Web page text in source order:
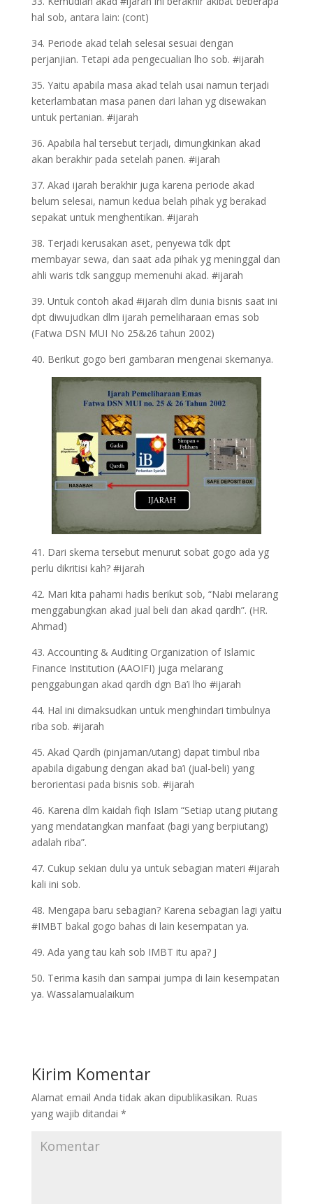
hal sob, antara lain: (cont)
34. Periode akad telah selesai sesuai dengan
perjanjian. Tetapi ada pengecualian lho sob. #ijarah
35. Yaitu apabila masa akad telah usai namun terjadi
keterlambatan masa panen dari lahan yg disewakan
untuk pertanian. #ijarah
36. Apabila hal tersebut terjadi, dimungkinkan akad
akan berakhir pada setelah panen. #ijarah
37. Akad ijarah berakhir juga karena periode akad
belum selesai, namun kedua belah pihak yg berakad
sepakat untuk menghentikan. #ijarah
38. Terjadi kerusakan aset, penyewa tdk dpt
membayar sewa, dan saat ada pihak yg meninggal dan
ahli waris tdk sanggup memenuhi akad. #ijarah
39. Untuk contoh akad #ijarah dlm dunia bisnis saat ini
dpt diwujudkan dlm ijarah pemeliharaan emas sob
(Fatwa DSN MUI No 25&26 tahun 2002)
40. Berikut gogo beri gambaran mengenai skemanya.
41. Dari skema tersebut menurut sobat gogo ada yg
perlu dikritisi kah? #ijarah
42. Mari kita pahami hadis berikut sob, “Nabi melarang
menggabungkan akad jual beli dan akad qardh”. (HR.
Ahmad)
43. Accounting & Auditing Organization of Islamic
Finance Institution (AAOIFI) juga melarang
penggabungan akad qardh dgn Ba’i lho #ijarah
44. Hal ini dimaksudkan untuk menghindari timbulnya
riba sob. #ijarah
45. Akad Qardh (pinjaman/utang) dapat timbul riba
apabila digabung dengan akad ba’i (jual-beli) yang
berorientasi pada bisnis sob. #ijarah
46. Karena dlm kaidah fiqh Islam “Setiap utang piutang
yang mendatangkan manfaat (bagi yang berpiutang)
adalah riba”.
47. Cukup sekian dulu ya untuk sebagian materi #ijarah
kali ini sob.
48. Mengapa baru sebagian? Karena sebagian lagi yaitu
#IMBT bakal gogo bahas di lain kesempatan ya.
49. Ada yang tau kah sob IMBT itu apa? J
50. Terima kasih dan sampai jumpa di lain kesempatan
ya. Wassalamualaikum
Kirim Komentar
Alamat email Anda tidak akan dipublikasikan. Ruas
yang wajib ditandai *